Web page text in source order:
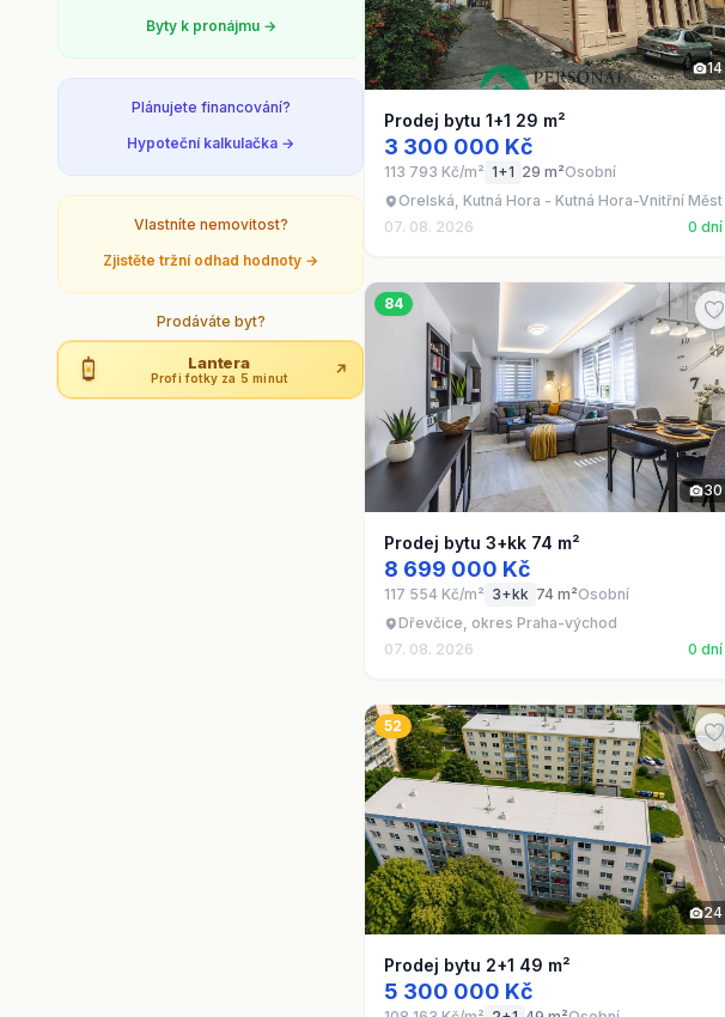
Byty k pronájmu →
Plánujete financování?
Hypoteční kalkulačka →
Vlastníte nemovitost?
Zjistěte tržní odhad hodnoty →
Prodáváte byt?
Lantera
Profi fotky za 5 minut ↗
14
Prodej bytu 1+1 29 m²
3 300 000 Kč
113 793 Kč/m² 1+1 29 m²Osobní
Orelská, Kutná Hora - Kutná Hora-Vnitřní Město
07. 08. 2026
0 dní
84
30
Prodej bytu 3+kk 74 m²
8 699 000 Kč
117 554 Kč/m² 3+kk 74 m²Osobní
Dřevčice, okres Praha-východ
07. 08. 2026
0 dní
52
24
Prodej bytu 2+1 49 m²
5 300 000 Kč